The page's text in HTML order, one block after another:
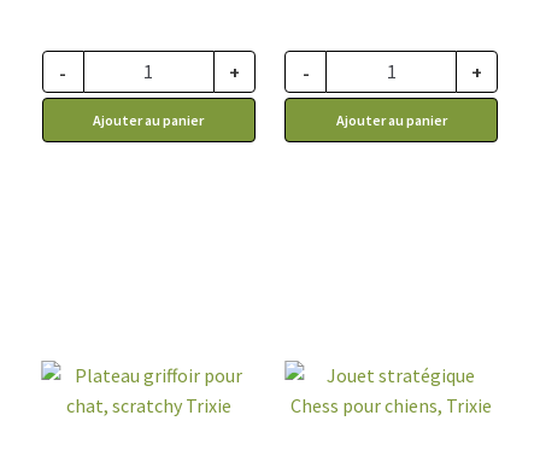
43.99$
à
- +
Ajouter au panier
61.99$
à
- +
Ajouter au panier